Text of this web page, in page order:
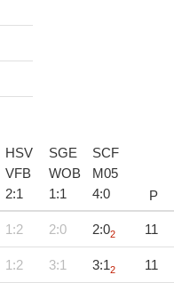
HSV
VFB
2:1
SGE
WOB
1:1
SCF
M05
4:0 P
1:2 2:0 2:02 11
1:2 3:1 3:12 11